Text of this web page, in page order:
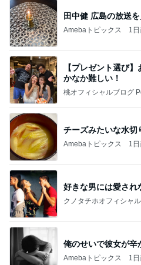
田中健 広島の放送
Amebaトピックス 1
【プレゼント選び
かなか難しい！
桃オフィシャルブログ
チーズみたいな水切
Amebaトピックス 1
好きな男には愛され
クノタチホオフィシャ
俺のせいで彼女が辛
Amebaトピックス 1